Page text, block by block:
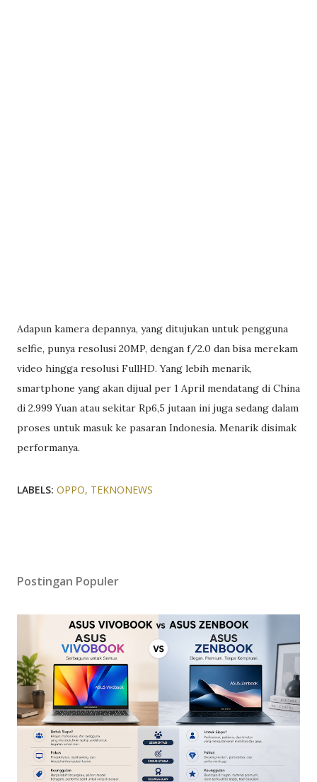
Adapun kamera depannya, yang ditujukan untuk pengguna
selfie, punya resolusi 20MP, dengan f/2.0 dan bisa merekam
video hingga resolusi FullHD. Yang lebih menarik,
smartphone yang akan dijual per 1 April mendatang di China
di 2.999 Yuan atau sekitar Rp6,5 jutaan ini juga sedang dalam
proses untuk masuk ke pasaran Indonesia. Menarik disimak
performanya.
LABELS: OPPO TEKNONEWS
Postingan Populer